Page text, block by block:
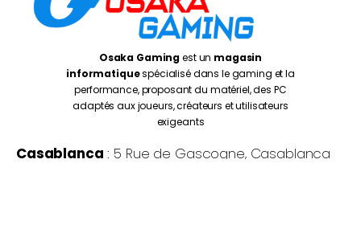
Osaka Gamingest un magasin
informatiquespécialisé dans le gaming et la
performance, proposant du matériel, des PC
adaptés aux joueurs, créateurs et utilisateurs
exigeants
Casablanca : 5 Rue de Gascogne, Casablanca